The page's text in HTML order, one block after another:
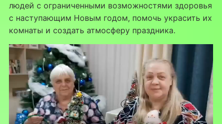
людей с ограниченными возможностями здоровья
с наступающим Новым годом, помочь украсить их
комнаты и создать атмосферу праздника.